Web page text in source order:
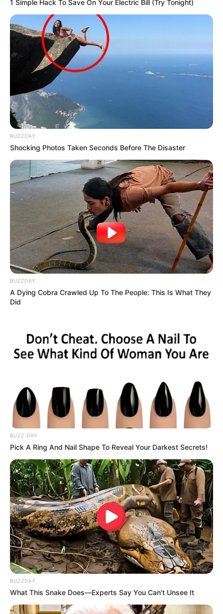
1 Simple Hack To Save On Your Electric Bill (Try Tonight)
BUZZDAY
Shocking Photos Taken Seconds Before The Disaster
BUZZDAY
A Dying Cobra Crawled Up To The People: This Is What They
Did
BUZZ DAY
Pick A Ring And Nail Shape To Reveal Your Darkest Secrets!
BUZZDAY
What This Snake Does—Experts Say You Can't Unsee It